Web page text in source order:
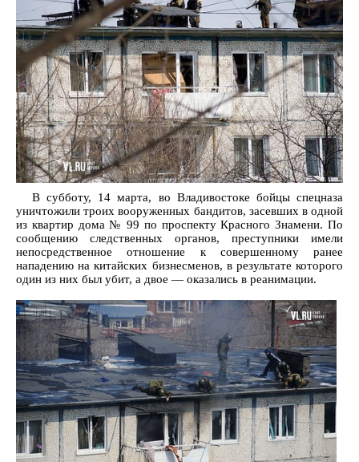
В субботу, 14 марта, во Владивостоке бойцы спецназа
уничтожили троих вооруженных бандитов, засевших в одной
из квартир дома № 99 по проспекту Красного Знамени. По
сообщению следственных органов, преступники имели
непосредственное отношение к совершенному ранее
нападению на китайских бизнесменов, в результате которого
один из них был убит, а двое — оказались в реанимации.